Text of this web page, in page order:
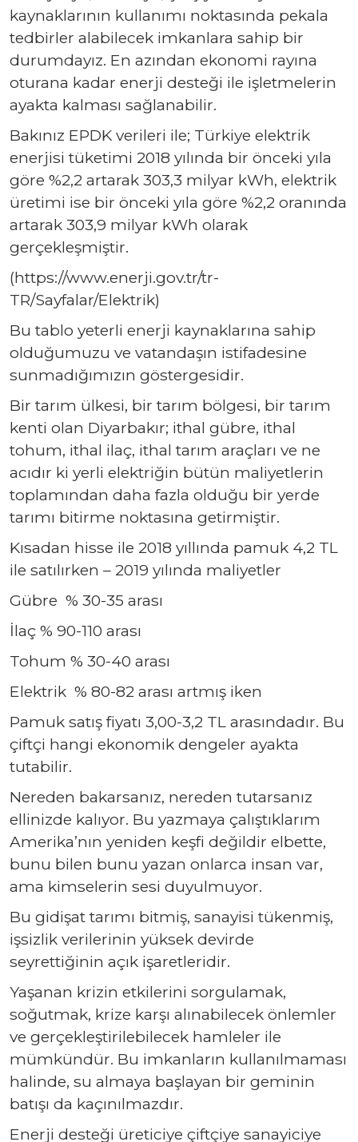
kaynaklarının kullanımı noktasında pekala
tedbirler alabilecek imkanlara sahip bir
durumdayız. En azından ekonomi rayına
oturana kadar enerji desteği ile işletmelerin
ayakta kalması sağlanabilir.
Bakınız EPDK verileri ile; Türkiye elektrik
enerjisi tüketimi 2018 yılında bir önceki yıla
göre %2,2 artarak 303,3 milyar kWh, elektrik
üretimi ise bir önceki yıla göre %2,2 oranında
artarak 303,9 milyar kWh olarak
gerçekleşmiştir.
(https://www.enerji.gov.tr/tr-
TR/Sayfalar/Elektrik)
Bu tablo yeterli enerji kaynaklarına sahip
olduğumuzu ve vatandaşın istifadesine
sunmadığımızın göstergesidir.
Bir tarım ülkesi, bir tarım bölgesi, bir tarım
kenti olan Diyarbakır; ithal gübre, ithal
tohum, ithal ilaç, ithal tarım araçları ve ne
acıdır ki yerli elektriğin bütün maliyetlerin
toplamından daha fazla olduğu bir yerde
tarımı bitirme noktasına getirmiştir.
Kısadan hisse ile 2018 yıllında pamuk 4,2 TL
ile satılırken – 2019 yılında maliyetler
Gübre % 30-35 arası
İlaç % 90-110 arası
Tohum % 30-40 arası
Elektrik % 80-82 arası artmış iken
Pamuk satış fiyatı 3,00-3,2 TL arasındadır. Bu
çiftçi hangi ekonomik dengeler ayakta
tutabilir.
Nereden bakarsanız, nereden tutarsanız
ellinizde kalıyor. Bu yazmaya çalıştıklarım
Amerika’nın yeniden keşfi değildir elbette,
bunu bilen bunu yazan onlarca insan var,
ama kimselerin sesi duyulmuyor.
Bu gidişat tarımı bitmiş, sanayisi tükenmiş,
işsizlik verilerinin yüksek devirde
seyrettiğinin açık işaretleridir.
Yaşanan krizin etkilerini sorgulamak,
soğutmak, krize karşı alınabilecek önlemler
ve gerçekleştirilebilecek hamleler ile
mümkündür. Bu imkanların kullanılmaması
halinde, su almaya başlayan bir geminin
batışı da kaçınılmazdır.
Enerji desteği üreticiye çiftçiye sanayiciye